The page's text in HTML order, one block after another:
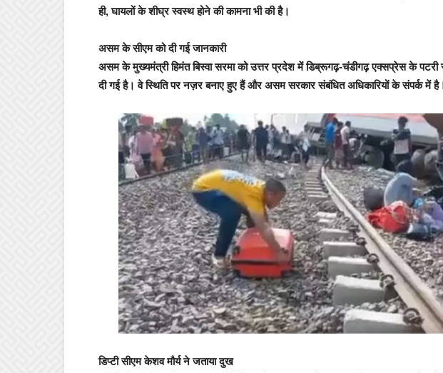
ही, घायलों के शीघ्र स्वस्थ होने की कामना भी की है।
असम के सीएम को दी गई जानकारी
असम के मुख्यमंत्री हिमंत बिस्वा सरमा को उत्तर प्रदेश में डिब्रूगढ़-चंडीगढ़ एक्सप्रेस के
दी गई है। वे स्थिति पर नज़र बनाए हुए हैं और असम सरकार संबंधित अधिकारियों के संपर्क में
ड‍िप्‍टी सीएम केशव मौर्य ने जताया दुख